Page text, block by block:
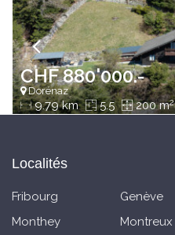
CHF 880'000.-
Dorénaz
9.79 km 5.5 200 m2
Localités
Fribourg Genève
Monthey
Montreux